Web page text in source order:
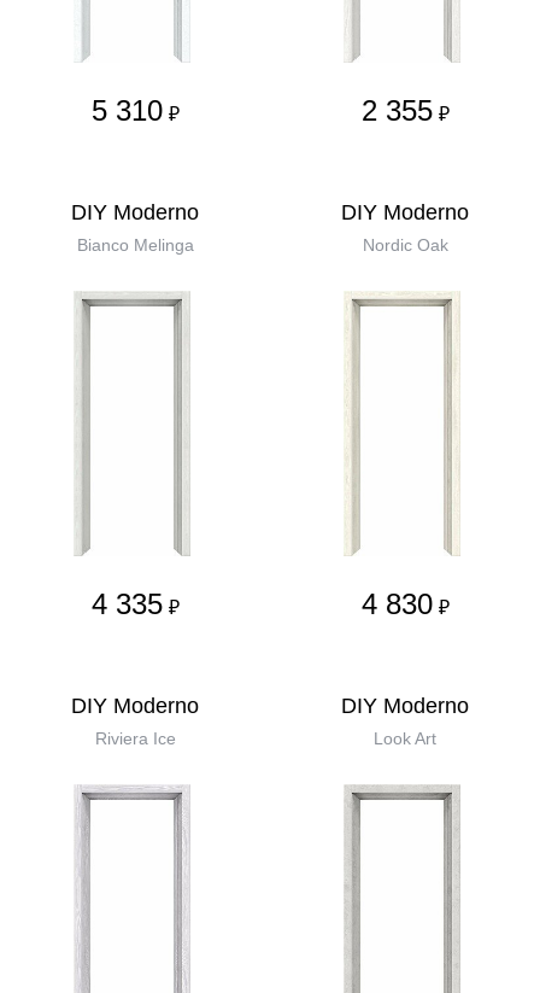
5 310 ₽ 2 355 ₽
DIY Moderno
Bianco Melinga
4 335 ₽
DIY Moderno
Nordic Oak
4 830 ₽
DIY Moderno
Riviera Ice
DIY Moderno
Look Art